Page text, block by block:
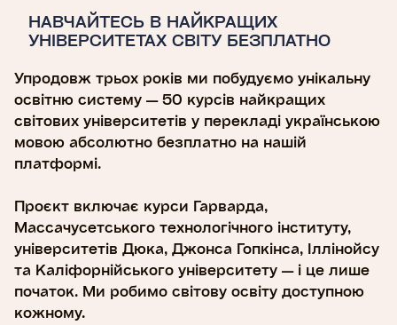
НАВЧАЙТЕСЬ В НАЙКРАЩИХ
УНІВЕРСИТЕТАХ СВІТУ БЕЗПЛАТНО
Упродовж трьох років ми побудуємо унікальну
освітню систему — 50 курсів найкращих
світових університетів у перекладі українською
мовою абсолютно безплатно на нашій
платформі.
Проєкт включає курси Гарварда,
Массачусетського технологічного інституту,
університетів Дюка, Джонса Гопкінса, Іллінойсу
та Каліфорнійського університету — і це лише
початок. Ми робимо світову освіту доступною
кожному.